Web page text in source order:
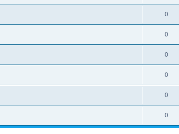
0
0
0
0
0
0